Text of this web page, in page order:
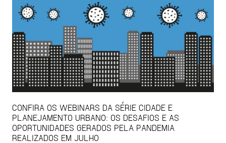
CONFIRA OS WEBINARS DA SÉRIE CIDADE E
PLANEJAMENTO URBANO: OS DESAFIOS E AS
OPORTUNIDADES GERADOS PELA PANDEMIA
REALIZADOS EM JULHO